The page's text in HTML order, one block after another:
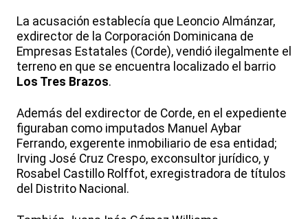
La acusación establecía que Leoncio Almánzar,
exdirector de la Corporación Dominicana de
Empresas Estatales (Corde), vendió ilegalmente el
terreno en que se encuentra localizado el barrio
Los Tres Brazos.
Además del exdirector de Corde, en el expediente
figuraban como imputados Manuel Aybar
Ferrando, exgerente inmobiliario de esa entidad;
Irving José Cruz Crespo, exconsultor jurídico, y
Rosabel Castillo Rolffot, exregistradora de títulos
del Distrito Nacional.